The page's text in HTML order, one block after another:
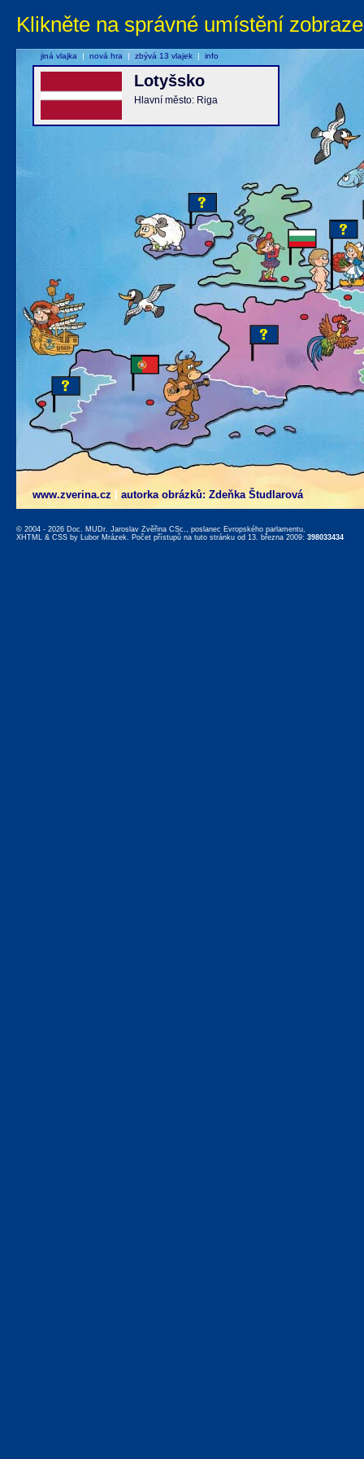
Klikněte na správné umístění
www.zverina.cz autorka obrázků: Zdeňka Študlarová
Lotyšsko
Hlavní město: Riga
jiná vlajka | nová hra | zbývá 13 vlajek | info
© 2004 - 2026 Doc. MUDr. Jaroslav Zvěřina CSc., poslanec Evropského parlamentu,
XHTML & CSS by Lubor Mrázek. Počet přístupů na tuto stránku od 13. března 2009: 398033434